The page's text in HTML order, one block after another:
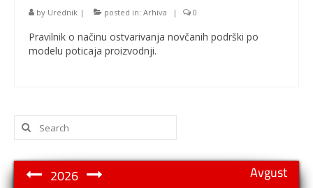
by Urednik | posted in: Arhiva | 0
Pravilnik o načinu ostvarivanja novčanih podrški po
modelu poticaja proizvodnji.
Search
for:
Avgust
2026